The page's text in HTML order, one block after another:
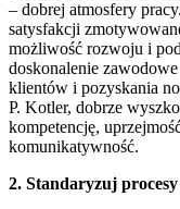
– dobrej atmosfery
satysfakcji
możliwość rozwoju i
doskonalenie
klientów i pozyskania
P. Kotler, dobrze
kompetencję,
komunikatywność.
2. Standaryzuj procesy